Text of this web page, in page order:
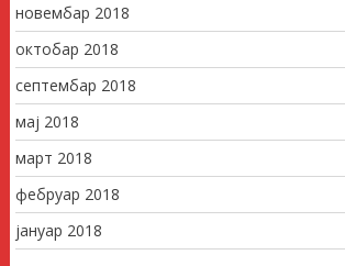
новембар 2018
октобар 2018
септембар 2018
мај 2018
март 2018
фебруар 2018
јануар 2018